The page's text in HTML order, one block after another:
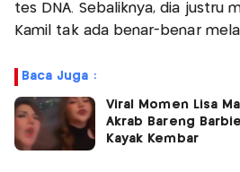
tes DNA. Sebaliknya, dia justru
Kamil tak ada benar-benar
Baca Juga :
Viral Momen Lisa
Akrab Bareng
Kayak Kembar